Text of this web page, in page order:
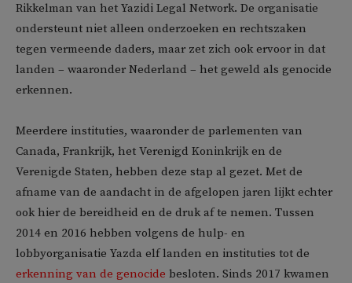
Rikkelman van het Yazidi Legal Network. De organisatie
ondersteunt niet alleen onderzoeken en rechtszaken
tegen vermeende daders, maar zet zich ook ervoor in dat
landen – waaronder Nederland – het geweld als genocide
erkennen.
Meerdere instituties, waaronder de parlementen van
Canada, Frankrijk, het Verenigd Koninkrijk en de
Verenigde Staten, hebben deze stap al gezet. Met de
afname van de aandacht in de afgelopen jaren lijkt echter
ook hier de bereidheid en de druk af te nemen. Tussen
2014 en 2016 hebben volgens de hulp- en
lobbyorganisatie Yazda elf landen en instituties tot de
erkenning van de genocide besloten. Sinds 2017 kwamen